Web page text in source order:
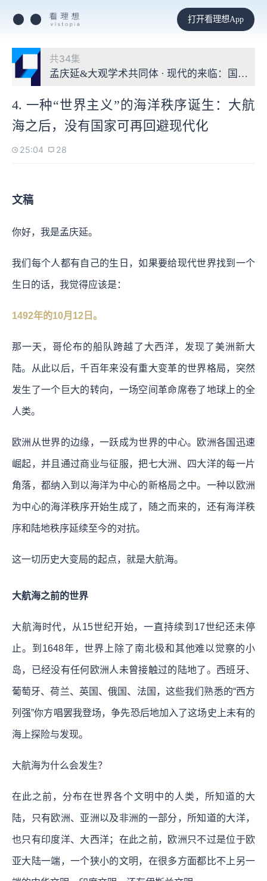
打开看理想App
共34集
孟庆延&大观学术共同体 · 现代的来临：国家和
4. 一种“世界主义”的海洋秩序诞生：大航
海之后，没有国家可再回避现代化
25:04 28
文稿
你好，我是孟庆延。
我们每个人都有自己的生日，如果要给现代世界找到一个
生日的话，我觉得应该是：
1492年的10月12日。
那一天，哥伦布的船队跨越了大西洋，发现了美洲新大
陆。从此以后，千百年来没有重大变革的世界格局，突然
发生了一个巨大的转向，一场空间革命席卷了地球上的全
人类。
欧洲从世界的边缘，一跃成为世界的中心。欧洲各国迅速
崛起，并且通过商业与征服，把七大洲、四大洋的每一片
角落，都纳入到以海洋为中心的新格局之中。一种以欧洲
为中心的海洋秩序开始生成了，随之而来的，还有海洋秩
序和陆地秩序延续至今的对抗。
这一切历史大变局的起点，就是大航海。
大航海之前的世界
大航海时代，从15世纪开始，一直持续到17世纪还未停
止。到1648年，世界上除了南北极和其他难以觉察的小
岛，已经没有任何欧洲人未曾接触过的陆地了。西班牙、
葡萄牙、荷兰、英国、俄国、法国，这些我们熟悉的“西方
列强”你方唱罢我登场，争先恐后地加入了这场史上未有的
海上探险与发现。
大航海为什么会发生？
在此之前，分布在世界各个文明中的人类，所知道的大
陆，只有欧洲、亚洲以及非洲的一部分，所知道的大洋，
也只有印度洋、大西洋；在此之前，欧洲只不过是位于欧
亚大陆一端，一个狭小的文明，在很多方面都比不上另一